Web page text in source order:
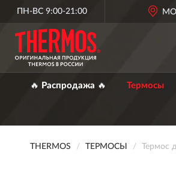
ПН-ВС 9:00-21:00
🔥 Распродажа 🔥 Термосы
THERMOS ТЕРМОСЫ Термос